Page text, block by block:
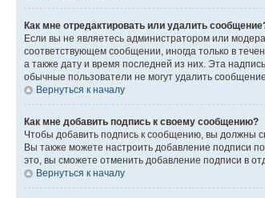
Как мне отредактировать или удалить
Если вы не являетесь администратором или
соответствующем сообщении, иногда только в
а также дату и время последней из них. Эта
обычные пользователи не могут удалить
Вернуться к началу
Как мне добавить подпись к своему сообщению?
Чтобы добавить подпись к сообщению, вы должны
Вы также можете настроить добавление подписи
это, вы сможете отменить добавление подписи в
Вернуться к началу